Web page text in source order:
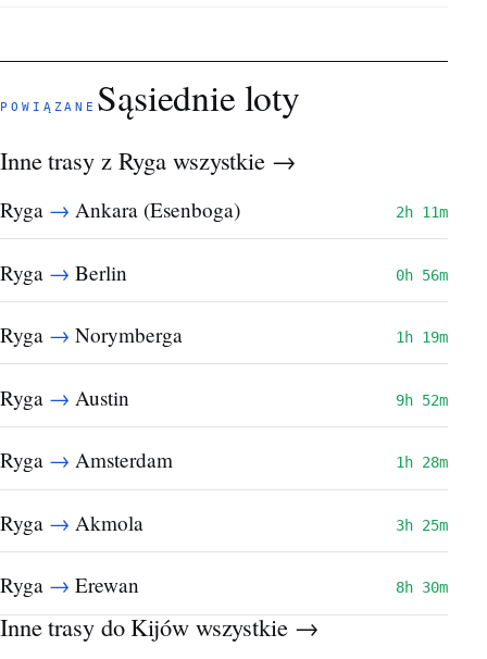
POWIĄZANE Sąsiednie loty
Inne trasy z Ryga wszystkie →
Ryga → Ankara (Esenboga) 2h 11m
Ryga → Berlin 0h 56m
Ryga → Norymberga 1h 19m
Ryga → Austin 9h 52m
Ryga → Amsterdam 1h 28m
Ryga → Akmola 3h 25m
Ryga → Erewan 8h 30m
Inne trasy do Kijówwszystkie →